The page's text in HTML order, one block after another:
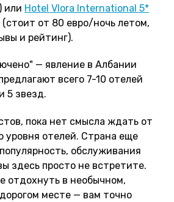
или Hotel Vlora International 5*
(стоит от 80 евро/ночь летом,
и рейтинг).
— явление в Албании
всего 7-10 отелей
5 звезд.
пока нет смысла ждать от
уровня отелей. Страна еще
обслуживания
здесь просто не встретите.
отдохнуть в необычном,
месте — вам точно